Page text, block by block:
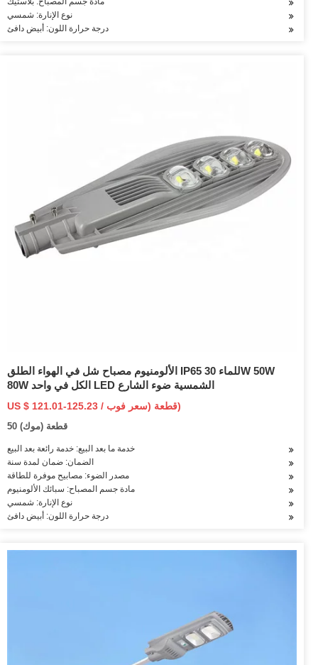
نوع الإنارة: شمسي
درجة حرارة اللون: أبيض دافئ
الألومنيوم مصباح شل في الهواء الطلق IP65 للماء 30W 50W
80W الكل في واحد LED الشمسية ضوء الشارع
US $ 121.01-125.23 / قطعة (سعر فوب)
50 قطعة (موك)
خدمة ما بعد البيع: خدمة رائعة بعد البيع
الضمان: ضمان لمدة سنة
مصدر الضوء: مصابيح موفرة للطاقة
مادة جسم المصباح: سبائك الألومنيوم
نوع الإنارة: شمسي
درجة حرارة اللون: أبيض دافئ